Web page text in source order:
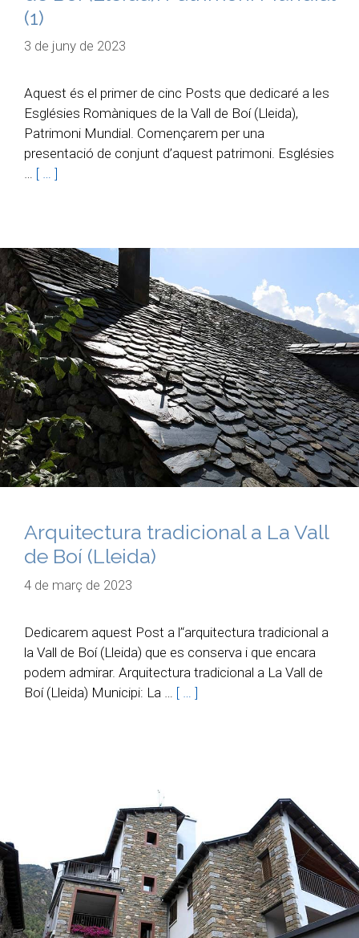
(1)
3 de juny de 2023
Aquest és el primer de cinc Posts que dedicaré a les
Esglésies Romàniques de la Vall de Boí (Lleida),
Patrimoni Mundial. Començarem per una
presentació de conjunt d’aquest patrimoni. Esglésies
… [ … ]
Arquitectura tradicional a La Vall
de Boí (Lleida)
4 de març de 2023
Dedicarem aquest Post a l’‘arquitectura tradicional a
la Vall de Boí (Lleida) que es conserva i que encara
podem admirar. Arquitectura tradicional a La Vall de
Boí (Lleida) Municipi: La … [ … ]